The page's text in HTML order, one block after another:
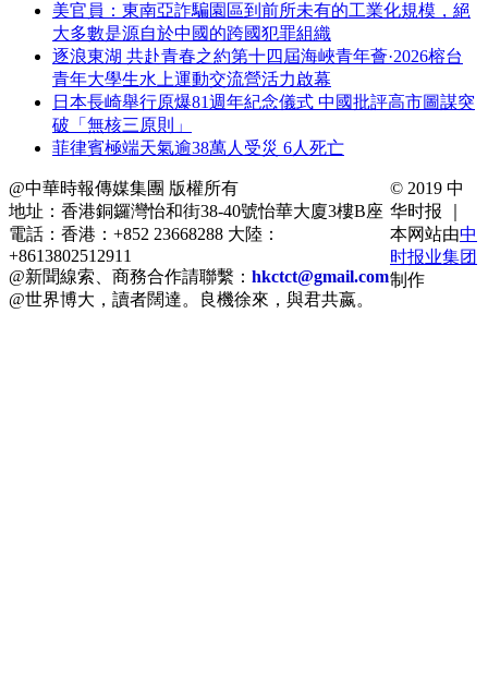
美官員：東南亞詐騙園區到前所未有的工業化規模，絕
大多數是源自於中國的跨國犯罪組織
逐浪東湖 共赴青春之約第十四屆海峽青年薈·2026榕台
青年大學生水上運動交流營活力啟幕
日本長崎舉行原爆81週年紀念儀式 中國批評高市圖謀突
破「無核三原則」
菲律賓極端天氣逾38萬人受災 6人死亡
@中華時報傳媒集團 版權所有
地址：香港銅鑼灣怡和街38-40號怡華大廈3樓B座
電話：香港：+852 23668288 大陸：
+8613802512911
@新聞線索、商務合作請聯繫： hkctct@gmail.com
@世界博大，讀者闊達。良機徐來，與君共嬴。
© 2019 中
华时报 ｜
本网站由中
时报业集团
制作